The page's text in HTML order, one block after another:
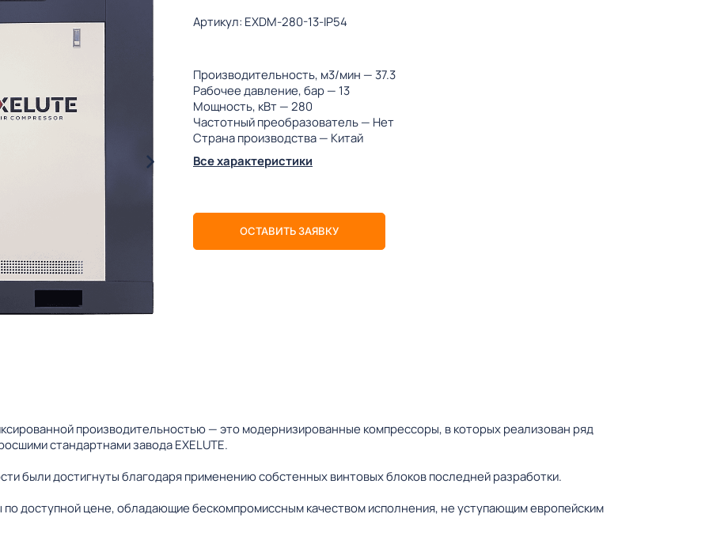
Артикул: EXDM-280-13-IP54
Производительность, м3/мин — 37.3
Рабочее давление, бар — 13
Мощность, кВт — 280
Частотный преобразователь — Нет
Страна производства — Китай
Все характеристики
ОСТАВИТЬ ЗАЯВКУ
производительностью — это модернизированные компрессоры, в которых реализован ряд
стандартнами завода EXELUTE.
были достигнуты благодаря применению собстенных винтовых блоков последней разработки.
доступной цене, обладающие бескомпромиссным качеством исполнения, не уступающим европейским